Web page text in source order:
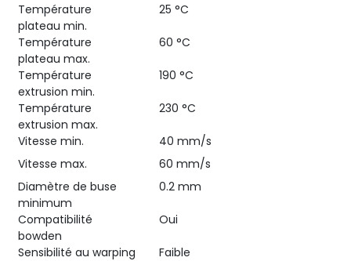
Température
plateau min.
25 °C
Température
plateau max.
60 °C
Température
extrusion min.
190 °C
Température
extrusion max.
230 °C
Vitesse min.
40 mm/s
Vitesse max.
60 mm/s
Diamètre de buse
minimum
0.2 mm
Compatibilité
bowden
Oui
Sensibilité au warping
Faible